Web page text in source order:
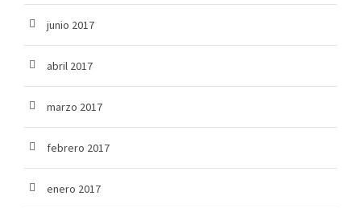
junio 2017
abril 2017
marzo 2017
febrero 2017
enero 2017